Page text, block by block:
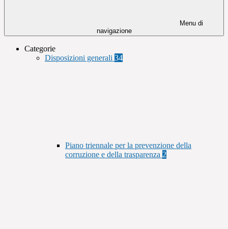
Menu di
navigazione
Categorie
Disposizioni generali 34
Piano triennale per la prevenzione della
corruzione e della trasparenza 2